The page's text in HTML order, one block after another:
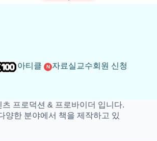
아티클 N 자료실 교수회원 신청
& 프로바이더 입니다.
서 책을 제작하고 있